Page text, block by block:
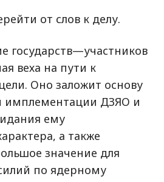
от слов к делу.
государств—участников
веха на пути к
Оно заложит основу
имплементации ДЗЯО и
ему
а также
значение для
по ядерному